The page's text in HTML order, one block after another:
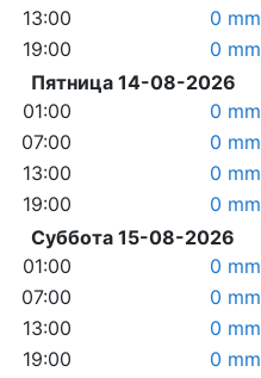
13:00
0 mm
19:00
0 mm
Пятница 14-08-2026
01:00
0 mm
07:00
0 mm
13:00
0 mm
19:00
0 mm
Суббота 15-08-2026
01:00
0 mm
07:00
0 mm
13:00
0 mm
19:00
0 mm